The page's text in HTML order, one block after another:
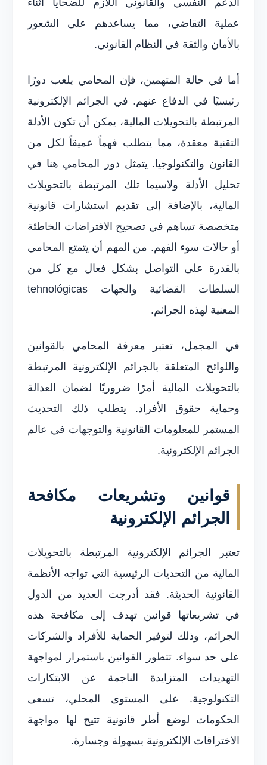
عملية التقاضي، مما يساعدهم على الشعور
بالأمان والثقة في النظام القانوني.
أما في حالة المتهمين، فإن المحامي يلعب دورًا
رئيسيًا في الدفاع عنهم. في الجرائم الإلكترونية
المرتبطة بالتحويلات المالية، يمكن أن تكون الأدلة
التقنية معقدة، مما يتطلب فهماً عميقاً لكل من
القانون والتكنولوجيا. يتمثل دور المحامي هنا في
تحليل الأدلة ولاسيما تلك المرتبطة بالتحويلات
المالية، بالإضافة إلى تقديم استشارات قانونية
متخصصة تساهم في تصحيح الافتراضات الخاطئة
أو حالات سوء الفهم. من المهم أن يتمتع المحامي
بالقدرة على التواصل بشكل فعال مع كل من
السلطات القضائية والجهات tehnológicas
المعنية لهذه الجرائم.
في المجمل، تعتبر معرفة المحامي بالقوانين
واللوائح المتعلقة بالجرائم الإلكترونية المرتبطة
بالتحويلات المالية أمرًا ضروريًا لضمان العدالة
وحماية حقوق الأفراد. يتطلب ذلك التحديث
المستمر للمعلومات القانونية والتوجهات في عالم
الجرائم الإلكترونية.
قوانين وتشريعات مكافحة
الجرائم الإلكترونية
تعتبر الجرائم الإلكترونية المرتبطة بالتحويلات
المالية من التحديات الرئيسية التي تواجه الأنظمة
القانونية الحديثة. فقد أدرجت العديد من الدول
في تشريعاتها قوانين تهدف إلى مكافحة هذه
الجرائم، وذلك لتوفير الحماية للأفراد والشركات
على حد سواء. تتطور القوانين باستمرار لمواجهة
التهديدات المتزايدة الناجمة عن الابتكارات
التكنولوجية. على المستوى المحلي، تسعى
الحكومات لوضع أطر قانونية تتيح لها مواجهة
الاختراقات الإلكترونية بسهولة وجسارة.